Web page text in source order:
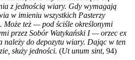
z jednością wiary. Gdy wymagają
w imieniu wszystkich Pasterzy
Może też — pod ściśle określonymi
przez Sobór Watykański I — orzec ex
należy do depozytu wiary. Dając w ten
służy jedności. (Ut unum sint, 94)